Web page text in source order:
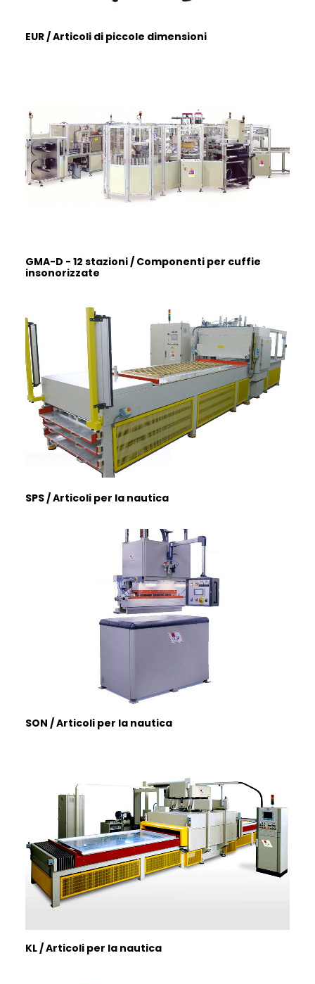
EUR / Articoli di piccole dimensioni
GMA-D - 12 stazioni / Componenti per cuffie
insonorizzate
SPS / Articoli per la nautica
SON / Articoli per la nautica
KL / Articoli per la nautica